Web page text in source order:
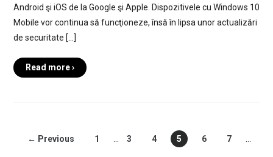
Android şi iOS de la Google şi Apple. Dispozitivele cu Windows 10
Mobile vor continua să funcţioneze, însă în lipsa unor actualizări
de securitate […]
Read more ›
← Previous 1 3 4 5 6 7